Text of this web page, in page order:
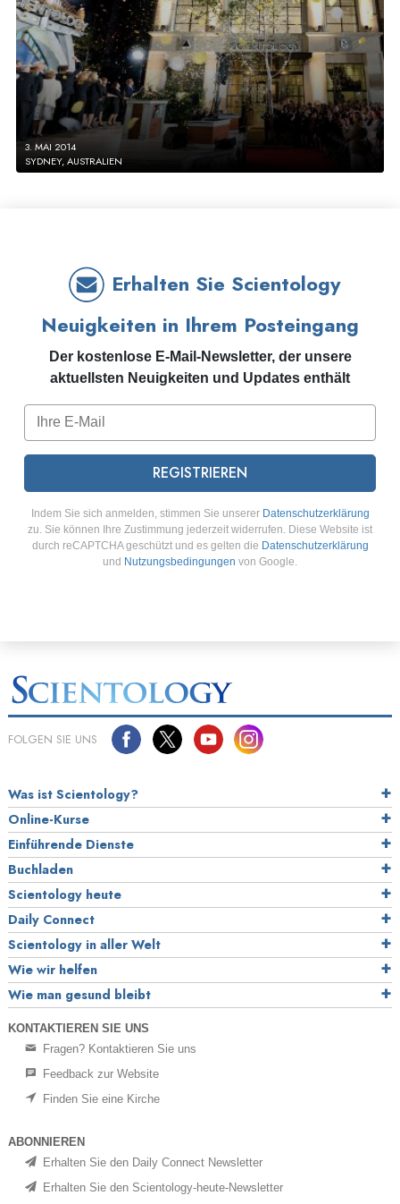
3. MAI 2014
SYDNEY, AUSTRALIEN
Erhalten Sie Scientology
Neuigkeiten in Ihrem Posteingang
Der kostenlose E-Mail-Newsletter, der unsere
aktuellsten Neuigkeiten und Updates enthält
REGISTRIEREN
Indem Sie sich anmelden, stimmen Sie unserer Datenschutzerklärung
zu. Sie können Ihre Zustimmung jederzeit widerrufen. Diese Website ist
durch reCAPTCHA geschützt und es gelten die Datenschutzerklärung
und Nutzungsbedingungen von Google.
FOLGEN SIE UNS
Was ist Scientology?
Online-Kurse
Einführende Dienste
Buchladen
Scientology heute
Daily Connect
Scientology in aller Welt
Wie wir helfen
Wie man gesund bleibt
KONTAKTIEREN SIE UNS
Fragen? Kontaktieren Sie uns
Feedback zur Website
Finden Sie eine Kirche
ABONNIEREN
Erhalten Sie den Daily Connect Newsletter
Erhalten Sie den Scientology-heute-Newsletter